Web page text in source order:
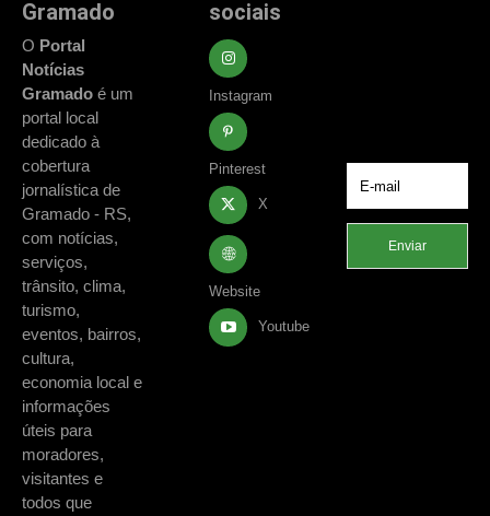
Gramado
O Portal
Notícias
Gramado é um
portal local
dedicado à
cobertura
jornalística de
Gramado - RS,
com notícias,
serviços,
trânsito, clima,
turismo,
eventos, bairros,
cultura,
economia local e
informações
úteis para
moradores,
visitantes e
todos que
sociais
Instagram
Pinterest
X
Website
Youtube
Enviar